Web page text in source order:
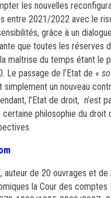
les nouvelles
entre 2021/2022 avec le
grâce à un
que toutes les réserves
maîtrise du temps étant
Le passage de l’Etat de «
un nouveau
l’Etat de droit,
certaine philosophie du
auteur de 20 ouvrages et
la Cour des